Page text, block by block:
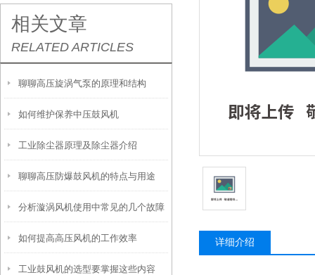
相关文章
RELATED ARTICLES
聊聊高压旋涡气泵的原理和结构
如何维护保养中压鼓风机
工业除尘器原理及除尘器介绍
聊聊高压防爆鼓风机的特点与用途
分析漩涡风机使用中常见的几个故障
原因
如何提高高压风机的工作效率
工业鼓风机的选型要掌握这些内容
详细介绍